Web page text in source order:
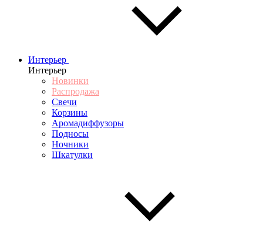
Интерьер
Интерьер
Новинки
Распродажа
Свечи
Корзины
Аромадиффузоры
Подносы
Ночники
Шкатулки